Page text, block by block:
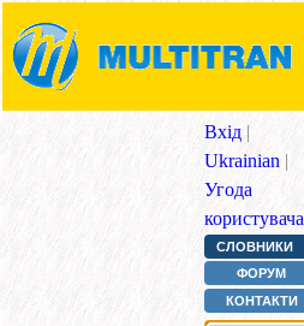
Вхід |
Ukrainian |
Угода
користувача
СЛОВНИКИ
ФОРУМ
КОНТАКТИ